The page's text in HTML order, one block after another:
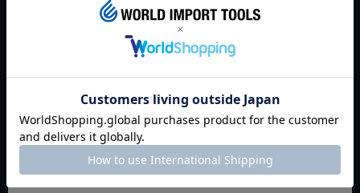
返品特約について
商品についてのお問い合わせ